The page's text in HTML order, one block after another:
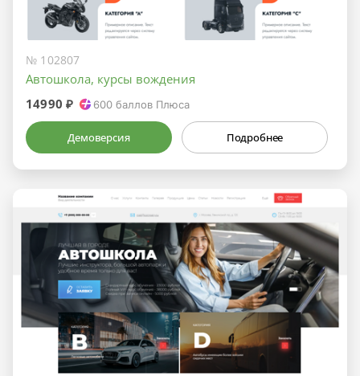
№ 102807
Автошкола, курсы вождения
14990 ₽
600 баллов Плюса
Демоверсия Подробнее